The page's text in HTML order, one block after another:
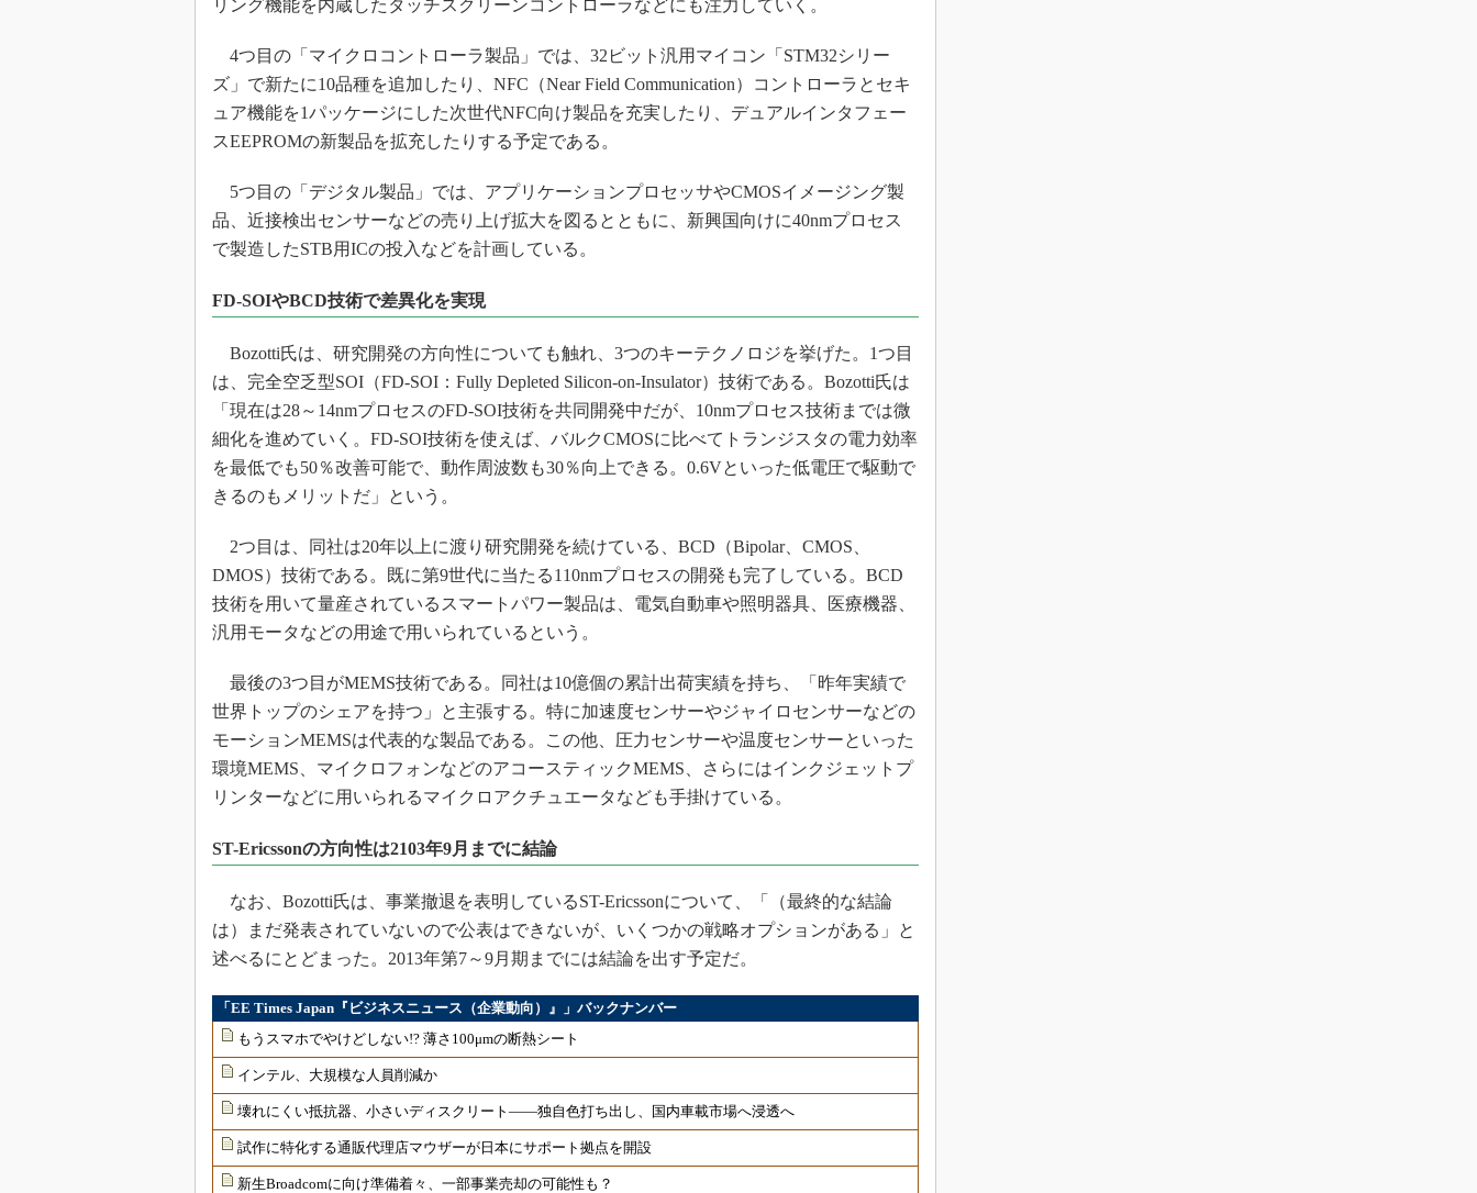
リング機能を内蔵したタッチスクリーンコントローラなどにも注力していく。
4つ目の「マイクロコントローラ製品」では、32ビット汎用マイコン「STM32シリー
ズ」で新たに10品種を追加したり、NFC（Near Field Communication）コントローラとセキ
ュア機能を1パッケージにした次世代NFC向け製品を充実したり、デュアルインタフェー
スEEPROMの新製品を拡充したりする予定である。
5つ目の「デジタル製品」では、アプリケーションプロセッサやCMOSイメージング製
品、近接検出センサーなどの売り上げ拡大を図るとともに、新興国向けに40nmプロセス
で製造したSTB用ICの投入などを計画している。
FD-SOIやBCD技術で差異化を実現
Bozotti氏は、研究開発の方向性についても触れ、3つのキーテクノロジを挙げた。1つ目
は、完全空乏型SOI（FD-SOI：Fully Depleted Silicon-on-Insulator）技術である。Bozotti氏は
「現在は28～14nmプロセスのFD-SOI技術を共同開発中だが、10nmプロセス技術までは微
細化を進めていく。FD-SOI技術を使えば、バルクCMOSに比べてトランジスタの電力効率
を最低でも50％改善可能で、動作周波数も30％向上できる。0.6Vといった低電圧で駆動で
きるのもメリットだ」という。
2つ目は、同社は20年以上に渡り研究開発を続けている、BCD（Bipolar、CMOS、
DMOS）技術である。既に第9世代に当たる110nmプロセスの開発も完了している。BCD
技術を用いて量産されているスマートパワー製品は、電気自動車や照明器具、医療機器、
汎用モータなどの用途で用いられているという。
最後の3つ目がMEMS技術である。同社は10億個の累計出荷実績を持ち、「昨年実績で
世界トップのシェアを持つ」と主張する。特に加速度センサーやジャイロセンサーなどの
モーションMEMSは代表的な製品である。この他、圧力センサーや温度センサーといった
環境MEMS、マイクロフォンなどのアコースティックMEMS、さらにはインクジェットプ
リンターなどに用いられるマイクロアクチュエータなども手掛けている。
ST-Ericssonの方向性は2103年9月までに結論
なお、Bozotti氏は、事業撤退を表明しているST-Ericssonについて、「（最終的な結論
は）まだ発表されていないので公表はできないが、いくつかの戦略オプションがある」と
述べるにとどまった。2013年第7～9月期までには結論を出す予定だ。
「EE Times Japan『ビジネスニュース（企業動向）』」バックナンバー
もうスマホでやけどしない!? 薄さ100μmの断熱シート
インテル、大規模な人員削減か
壊れにくい抵抗器、小さいディスクリート――独自色打ち出し、国内車載市場へ浸透へ
試作に特化する通販代理店マウザーが日本にサポート拠点を開設
新生Broadcomに向け準備着々、一部事業売却の可能性も？